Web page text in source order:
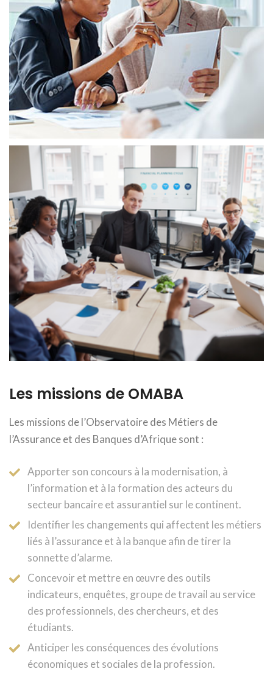
Les missions de OMABA
Les missions de l’Observatoire des Métiers de
l’Assurance et des Banques d’Afrique sont :
Apporter son concours à la modernisation, à
l’information et à la formation des acteurs du
secteur bancaire et assurantiel sur le continent.
Identifier les changements qui affectent les métiers
liés à l’assurance et à la banque afin de tirer la
sonnette d’alarme.
Concevoir et mettre en œuvre des outils
indicateurs, enquêtes, groupe de travail au service
des professionnels, des chercheurs, et des
étudiants.
Anticiper les conséquences des évolutions
économiques et sociales de la profession.